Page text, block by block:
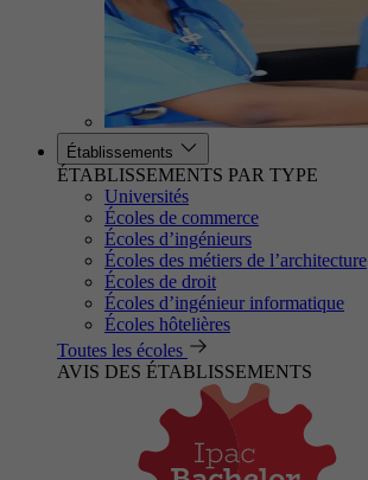
Établissements
ÉTABLISSEMENTS PAR TYPE
Universités
Écoles de commerce
Écoles d’ingénieurs
Écoles des métiers de l’architecture
Écoles de droit
Écoles d’ingénieur informatique
Écoles hôtelières
Toutes les écoles
AVIS DES ÉTABLISSEMENTS